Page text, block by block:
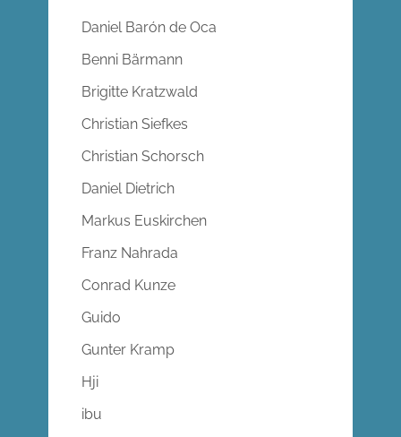
Daniel Barón de Oca
Benni Bärmann
Brigitte Kratzwald
Christian Siefkes
Christian Schorsch
Daniel Dietrich
Markus Euskirchen
Franz Nahrada
Conrad Kunze
Guido
Gunter Kramp
Hji
ibu